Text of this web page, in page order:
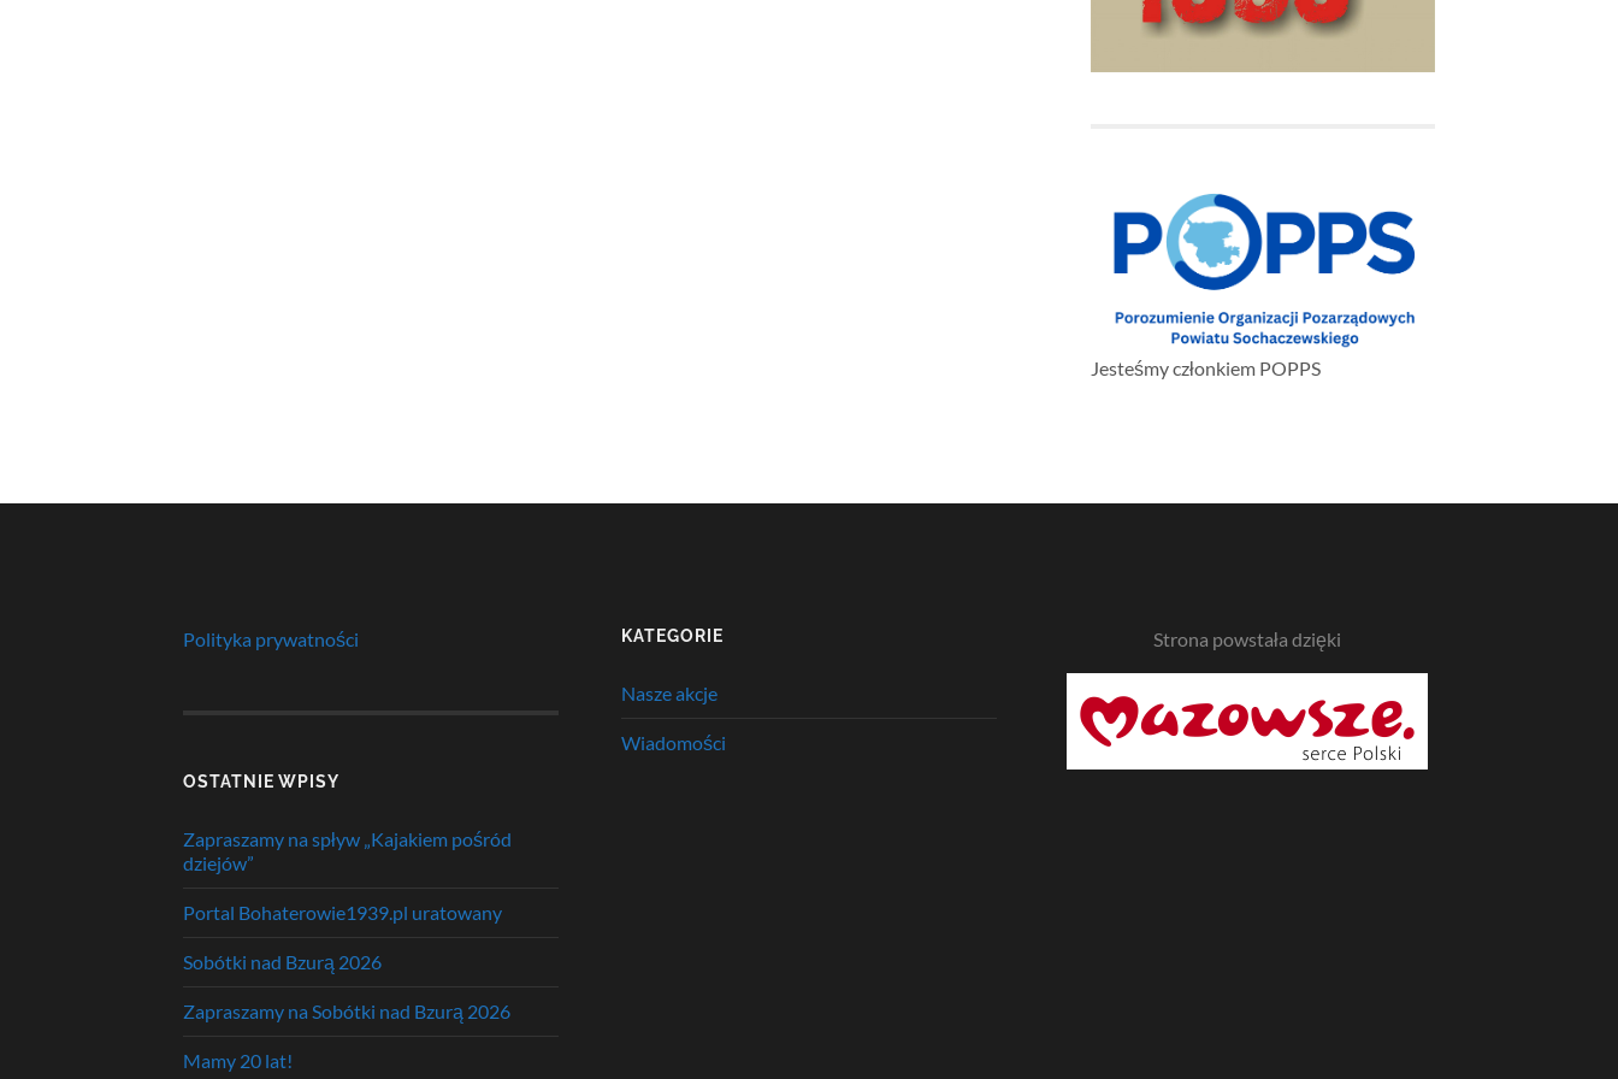
Jesteśmy członkiem POPPS
Polityka prywatności
OSTATNIE WPISY
Zapraszamy na spływ „Kajakiem pośród
dziejów”
Portal Bohaterowie1939.pl uratowany
Sobótki nad Bzurą 2026
Zapraszamy na Sobótki nad Bzurą 2026
Mamy 20 lat!
KATEGORIE
Nasze akcje
Wiadomości
Strona powstała dzięki